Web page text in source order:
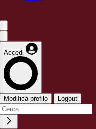
Accedi
Modifica profilo Logout